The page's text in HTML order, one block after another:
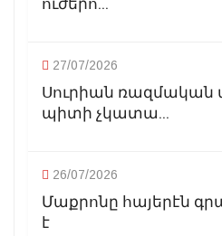
27/07/2026
Սուրիան ռազմական
պիտի չկատա...
26/07/2026
Մաքրոնը հայերէն
է